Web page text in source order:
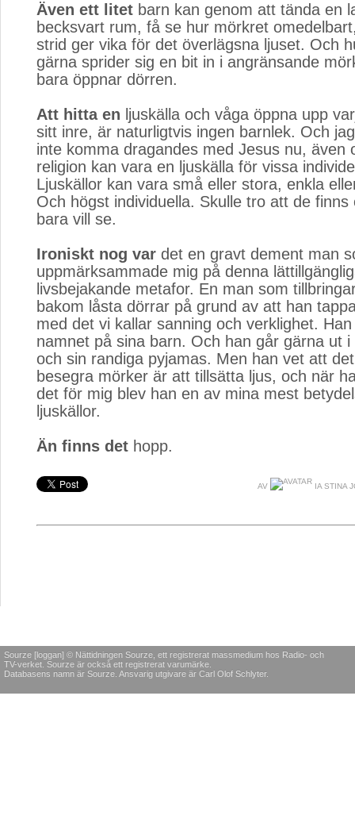
Även ett litet barn kan genom att tända en
becksvart rum, få se hur mörkret
strid ger vika för det överlägsna ljuset. Och
gärna sprider sig en bit in i angränsande
bara öppnar dörren.
Att hitta en ljuskälla och våga öppna upp
sitt inre, är naturligtvis ingen barnlek. Och
inte komma dragandes med Jesus nu, även
religion kan vara en ljuskälla för vissa
Ljuskällor kan vara små eller stora, enkla
Och högst individuella. Skulle tro att de finns
bara vill se.
Ironiskt nog var det en gravt dement man
uppmärksammade mig på denna
livsbejakande metafor. En man som
bakom låsta dörrar på grund av att han
med det vi kallar sanning och verklighet.
namnet på sina barn. Och han går gärna ut
och sin randiga pyjamas. Men han vet att
besegra mörker är att tillsätta ljus, och när
det för mig blev han en av mina mest
ljuskällor.
Än finns det hopp.
AV IA STINA
Sourze [loggan] © Nättidningen Sourze, ett registrerat massmedium hos Radio- och
TV-verket. Sourze är också ett registrerat varumärke.
Databasens namn är Sourze. Ansvarig utgivare är Carl Olof Schlyter.